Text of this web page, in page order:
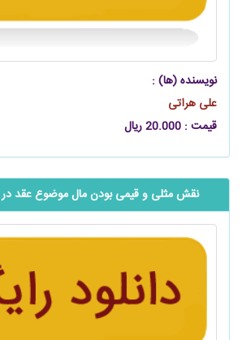
نویسنده (ها) :
علی هراتی
قیمت : 20.000 ریال
نقش مثلی و قیمی بودن مال موضوع عقد